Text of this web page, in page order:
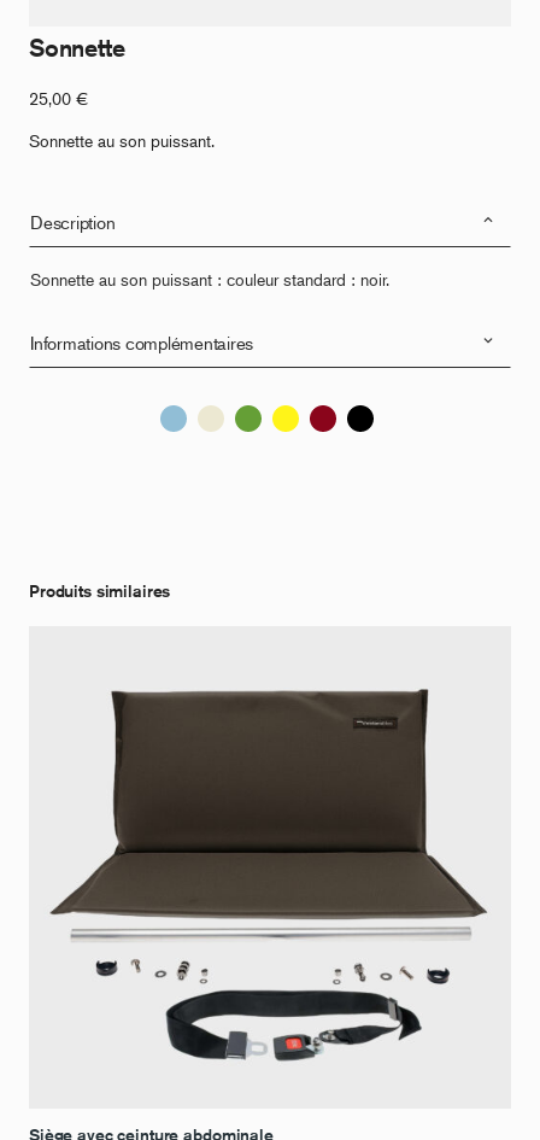
Sonnette
25,00 €
Sonnette au son puissant.
Description
Sonnette au son puissant : couleur standard : noir.
Informations complémentaires
Produits similaires
Siège avec ceinture abdominale